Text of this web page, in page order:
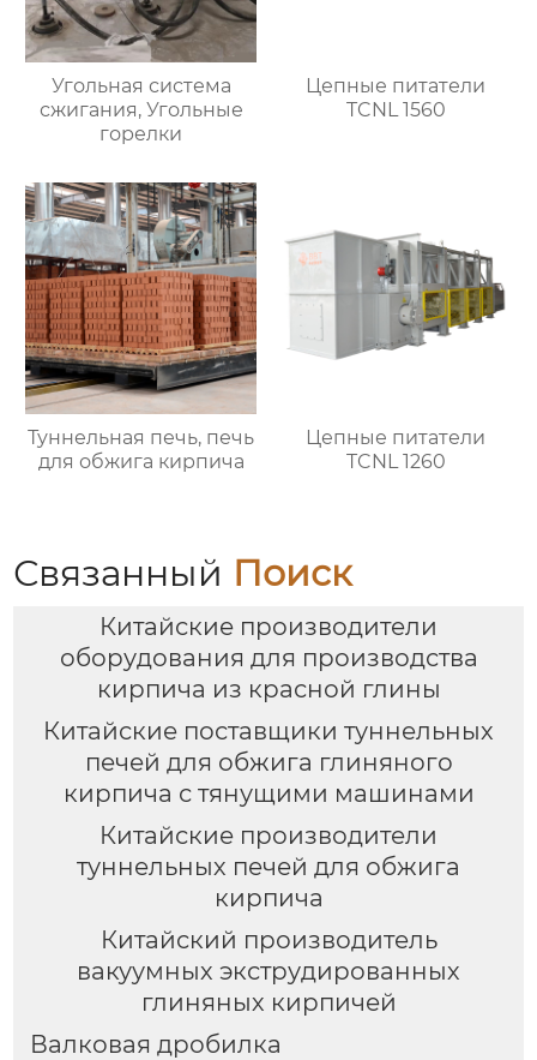
Угольная система
сжигания, Угольные
горелки
Цепные питатели
TCNL 1560
Туннельная печь, печь
для обжига кирпича
Цепные питатели
TCNL 1260
Связанный Поиск
Китайские производители
оборудования для производства
кирпича из красной глины
Китайские поставщики туннельных
печей для обжига глиняного
кирпича с тянущими машинами
Китайские производители
туннельных печей для обжига
кирпича
Китайский производитель
вакуумных экструдированных
глиняных кирпичей
Валковая дробилка